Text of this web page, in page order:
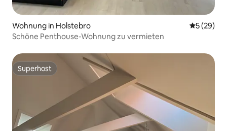
Wohnung in Holstebro
5 (29)
Schöne Penthouse-Wohnung zu vermieten
Superhost
Superhost